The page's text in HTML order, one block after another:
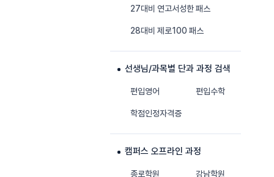
27대비 연고서성한 패스
28대비 제로100 패스
선생님/과목별 단과 과정 검색
편입영어 편입수학
학점인정자격증
캠퍼스 오프라인 과정
종로학원 강남학원